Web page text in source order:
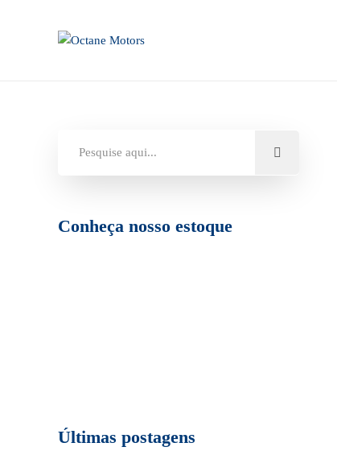
Conheça nosso estoque
Últimas postagens